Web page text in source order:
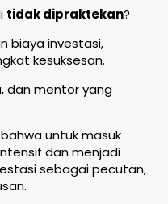
tidak dipraktekan?
biaya investasi,
kesuksesan.
dan mentor yang
untuk masuk
dan menjadi
sebagai pecutan,